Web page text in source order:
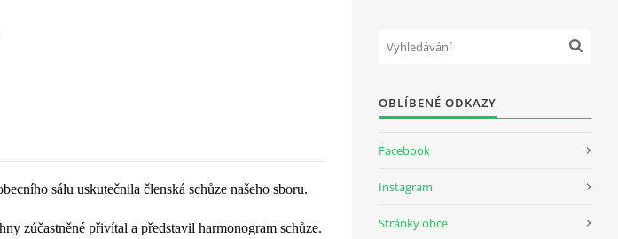
sálu uskutečnila členská schůze našeho sboru.
zúčastněné přivítal a představil harmonogram schůze.
OBLÍBENÉ ODKAZY
Facebook
Instagram
Stránky obce